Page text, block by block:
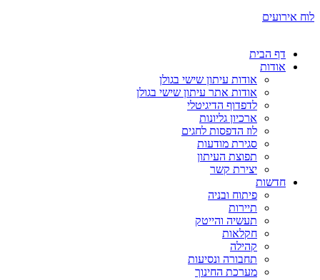
לוח אירועים
דף הבית
אודות
אודות עיתון שישי בגולן
אודות אתר עיתון שישי בגולן
לדפדוף הדיגיטלי
ארכיון גליונות
לוז הדפסות לחגים
סגירת מודעות
תפוצת העיתון
יצירת קשר
חדשות
פיתוח ובניה
תיירות
תעשיה והייטק
חקלאות
קהילה
תחבורה ונסיעות
מערכת החינוך